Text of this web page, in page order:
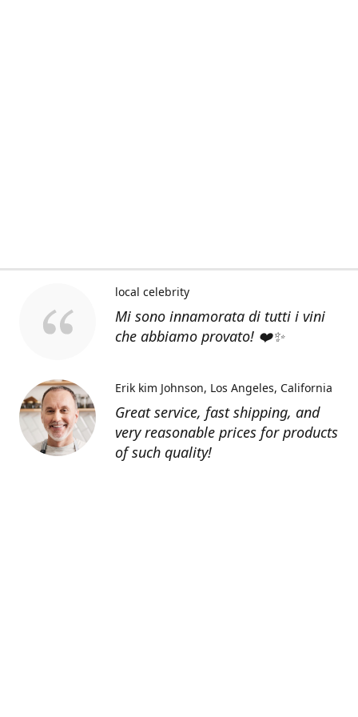
Mi sono innamorata di tutti i vini
che abbiamo provato! ❤️✨
local celebrity
Great service, fast shipping, and
very reasonable prices for products
of such quality!
Erik kim Johnson Los Angeles, California